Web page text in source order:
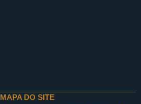
MAPA DO SITE